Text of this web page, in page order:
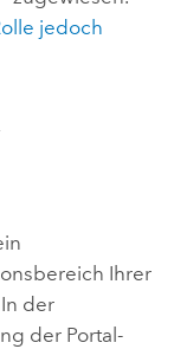
jedoch
Ihrer
der
der Portal-